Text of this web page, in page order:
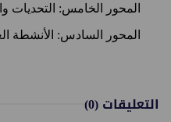
المحور الخامس: التحديات
المحور السادس: الأنشطة
التعليقات(0)